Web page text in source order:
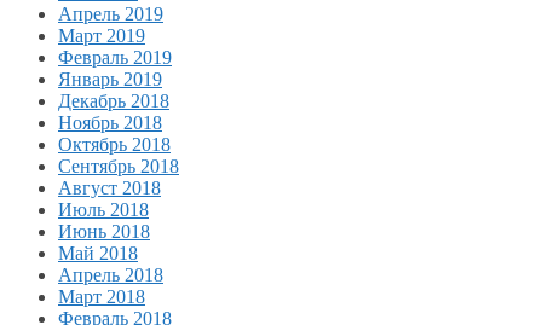
Апрель 2019
Март 2019
Февраль 2019
Январь 2019
Декабрь 2018
Ноябрь 2018
Октябрь 2018
Сентябрь 2018
Август 2018
Июль 2018
Июнь 2018
Май 2018
Апрель 2018
Март 2018
Февраль 2018